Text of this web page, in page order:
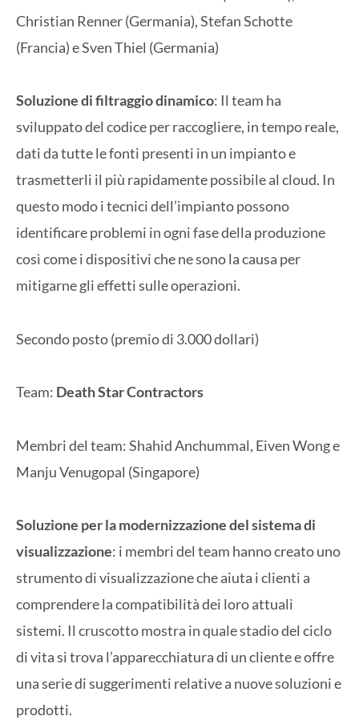
Christian Renner (Germania), Stefan Schotte
(Francia) e Sven Thiel (Germania)
Soluzione di filtraggio dinamico: Il team ha
sviluppato del codice per raccogliere, in tempo reale,
dati da tutte le fonti presenti in un impianto e
trasmetterli il più rapidamente possibile al cloud. In
questo modo i tecnici dell’impianto possono
identificare problemi in ogni fase della produzione
così come i dispositivi che ne sono la causa per
mitigarne gli effetti sulle operazioni.
Secondo posto (premio di 3.000 dollari)
Team: Death Star Contractors
Membri del team: Shahid Anchummal, Eiven Wong e
Manju Venugopal (Singapore)
Soluzione per la modernizzazione del sistema di
visualizzazione: i membri del team hanno creato uno
strumento di visualizzazione che aiuta i clienti a
comprendere la compatibilità dei loro attuali
sistemi. Il cruscotto mostra in quale stadio del ciclo
di vita si trova l’apparecchiatura di un cliente e offre
una serie di suggerimenti relative a nuove soluzioni e
prodotti.